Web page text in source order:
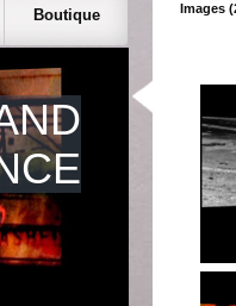
Images
Boutique